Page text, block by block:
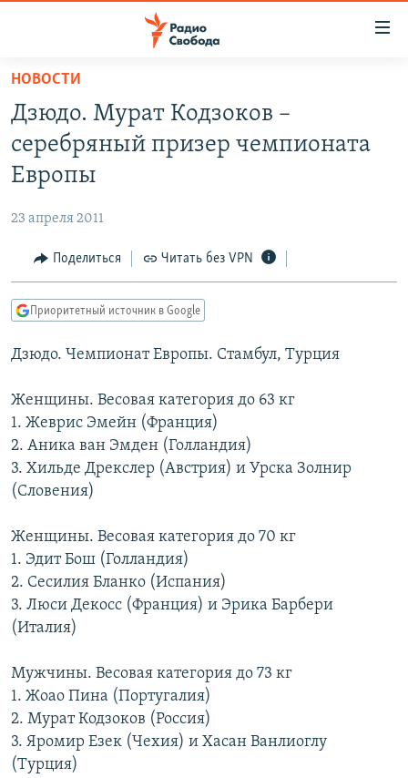
упрощенного
доступа
Вернуться
основному
Вернутся
Вернутся
поиску
ПОДКАСТЫ
АВТОРСКИЕ ПРОЕКТЫ
МНЕНИЯ
КУЛЬТУРА
КАВКАЗ.РЕАЛИИ
СЕВЕР.РЕАЛИИ
СИБИРЬ.РЕАЛИИ
РАСПИСАНИЕ ВЕЩАНИЯ
ПОДПИШИТЕСЬ НА РАССЫЛКУ
Все сайты РСЕ/РС
НОВОСТИ
Дзюдо. Мурат Кодзоков –
серебряный призер чемпионата
Европы
23 апреля 2011
Поделиться Читать без VPN
Приоритетный источник в Google
Дзюдо. Чемпионат Европы. Стамбул, Турция
Женщины. Весовая категория до 63 кг
1. Жеврис Эмейн (Франция)
2. Аника ван Эмден (Голландия)
3. Хильде Дрекслер (Австрия) и Урска Золнир
(Словения)
Женщины. Весовая категория до 70 кг
1. Эдит Бош (Голландия)
2. Сесилия Бланко (Испания)
3. Люси Декосс (Франция) и Эрика Барбери
(Италия)
Мужчины. Весовая категория до 73 кг
1. Жоао Пина (Португалия)
2. Мурат Кодзоков (Россия)
3. Яромир Езек (Чехия) и Хасан Ванлиоглу
(Турция)